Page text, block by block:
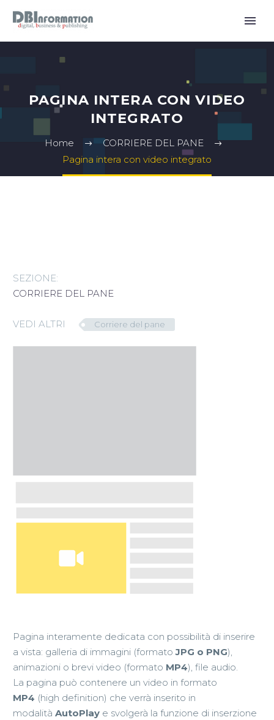
English
PAGINA INTERA CON VIDEO
INTEGRATO
Home
CORRIERE DEL PANE
Pagina intera con video integrato
SEZIONE:
CORRIERE DEL PANE
VEDI ALTRI Corriere del pane
Pagina interamente dedicata con possibilità di inserire
a vista: galleria di immagini (formatoJPG o PNG),
animazioni o brevi video (formato MP4), file audio.
La pagina può contenere un video in formato
MP4 (high definition) che verrà inserito in
modalità AutoPlay e svolgerà la funzione di inserzione